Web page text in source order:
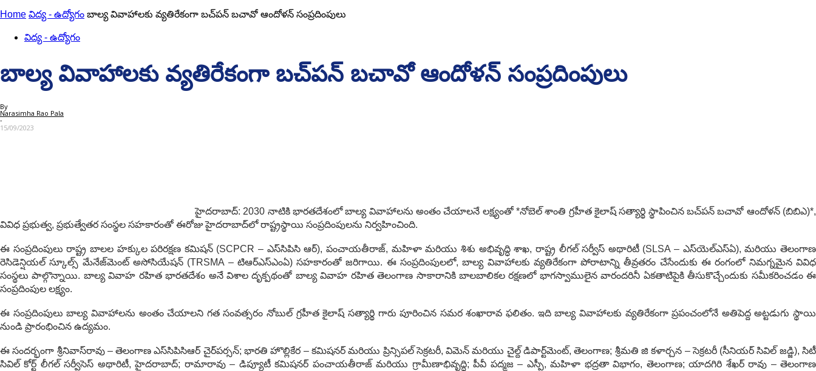
Home విద్య - ఉద్యోగం బాల్య వివాహాలకు వ్యతిరేకంగా బచ్‌పన్ బచావో ఆందోళన్ సంప్రదింపులు
విద్య - ఉద్యోగం
బాల్య వివాహాలకు వ్యతిరేకంగా బచ్‌పన్ బచావో ఆందోళన్ సంప్రదింపులు
By
Narasimha Rao Pala
-
15/09/2023
హైదరాబాద్: 2030 నాటికి భారతదేశంలో బాల్య వివాహాలను అంతం చేయాలనే లక్ష్యంతో *నోబెల్ శాంతి గ్రహీత కైలాష్ సత్యార్థి స్థాపించిన బచ్‌పన్ బచావో ఆందోళన్ (బిబిఎ)*,
వివిధ ప్రభుత్వ, ప్రభుత్వేతర సంస్థల సహకారంతో ఈరోజు హైదరాబాద్‌లో రాష్ట్రస్థాయి సంప్రదింపులను నిర్వహించింది.
ఈ సంప్రదింపులు రాష్ట్ర బాలల హక్కుల పరిరక్షణ కమిషన్ (SCPCR – ఎస్‌సిపిసి ఆర్), పంచాయతీరాజ్, మహిళా మరియు శిశు అభివృద్ధి శాఖ, రాష్ట్ర లీగల్ సర్వీస్ అథారిటీ (SLSA – ఎస్‌యెల్ఎస్ఏ), మరియు తెలంగాణ
రెసిడెన్షియల్ స్కూల్స్ మేనేజ్‌మెంట్ అసోసియేషన్ (TRSMA – టిఆర్ఎస్ఎంఏ) సహకారంతో జరిగాయి. ఈ సంప్రదింపులలో, బాల్య వివాహాలకు వ్యతిరేకంగా పోరాటాన్ని తీవ్రతరం చేసేందుకు ఈ రంగంలో నిమగ్నమైన వివిధ
సంస్థలు పాల్గొన్నాయి. బాల్య వివాహ రహిత భారతదేశం అనే విశాల దృక్పథంతో బాల్య వివాహ రహిత తెలంగాణ సాకారానికి బాలబాలికల రక్షణలో భాగస్వాములైన వారందరినీ ఏకతాటిపైకి తీసుకొచ్చేందుకు సమీకరించడం ఈ
సంప్రదింపుల లక్ష్యం.
ఈ సంప్రదింపులు బాల్య వివాహాలను అంతం చేయాలని గత సంవత్సరం నోబుల్ గ్రహీత కైలాష్ సత్యార్థి గారు పూరించిన సమర శంఖారావ ఫలితం. ఇది బాల్య వివాహాలకు వ్యతిరేకంగా ప్రపంచంలోనే అతిపెద్ద అట్టడుగు స్థాయి
నుండి ప్రారంభించిన ఉద్యమం.
ఈ సందర్భంగా శ్రీనివాస్‌రావు – తెలంగాణ ఎస్‌సిపిసిఆర్‌ చైర్‌పర్సన్‌; భారతి హొల్లికేర – కమిషనర్ మరియు ప్రిన్సిపల్ సెక్రటరీ, విమెన్ మరియు చైల్ద్ డిపార్ట్‌మెంట్, తెలంగాణ; శ్రీమతి జి కళార్చన – సెక్రటరీ (సీనియర్ సివిల్ జడ్జి), సిటీ
సివిల్ కోర్ట్ లీగల్ సర్వీసెస్ అథారిటీ, హైదరాబాద్; రామారావు – డిప్యూటీ కమిషనర్ పంచాయతీరాజ్ మరియు గ్రామీణాభివృద్ధి; పీవీ పద్మజ – ఎస్పీ, మహిళా భద్రతా విభాగం, తెలంగాణ; యాదగిరి శేఖర్ రావు – తెలంగాణ